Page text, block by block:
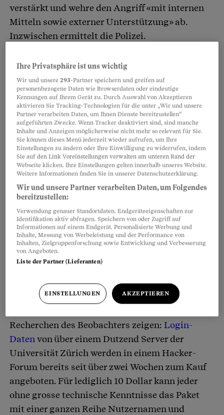
verstärkt und wehre den Angriff «mit internen
Mitteln sowie externer Unterstützung» ab.
Inzwischen ermittelt die Polizei.
Kompromittierte Accounts und Systeme seien
isoliert worden und Zugriffe «generell
erschwert», teilt die Universität mit. Sie
beschwichtigt: Es gebe derzeit «keine Indizien
für ein Eindringen in geschütztere Zonen und
Systeme».
Partnerinhalte
Recherchen des Beobachters zeigen: Login-
Datenvon über einem Dutzend Server der
Universität Zürich werden in einem Hacker-
Forum bereits seit über zwei Wochen zum Kauf
angeboten. Für lediglich 10 Dollar kann jeder
ohne grosse technische Kenntnisse das Paket
mit einer ganzen Reihe Nutzernamen und
Ihre Privatsphäre ist uns wichtig
Wir und unsere293-Partner speichern und greifen auf
personenbezogene Daten wie Browserdaten oder eindeutige
Kennungen auf Ihrem Gerät zu. Durch Auswahl von Akzeptieren
aktivieren Sie Tracking-Technologien für die unter „Wir und unsere
Partner verarbeiten Daten, um Ihnen Dienste bereitzustellen“
aufgeführten Zwecke. Wenn Tracker deaktiviert sind, sind manche
Inhalte und Anzeigen möglicherweise nicht mehr so relevant für Sie.
Sie können dieses Menü jederzeit wieder aufrufen, um Ihre
Einstellungen zu ändern oder Ihre Einwilligung zu widerrufen, indem
Sie auf den Link Voreinstellungen verwalten am unteren Rand der
Webseite klicken. Ihre Einstellungen gelten innerhalb unseres Website.
Weitere Informationen finden Sie in unserer Datenschutzerklärung.
Wir und unsere Partner verarbeiten Daten, um Folgendes
bereitzustellen:
Verwendung genauer Standortdaten. Endgeräteeigenschaften zur
Identifikation aktiv abfragen. Speichern von oder Zugriff auf
Informationen auf einem Endgerät. Personalisierte Werbung und
Inhalte, Messung von Werbeleistung und der Performance von
Inhalten, Zielgruppenforschung sowie Entwicklung und Verbesserung
von Angeboten.
Liste der Partner (Lieferanten)
EINSTELLUNGEN AKZEPTIEREN